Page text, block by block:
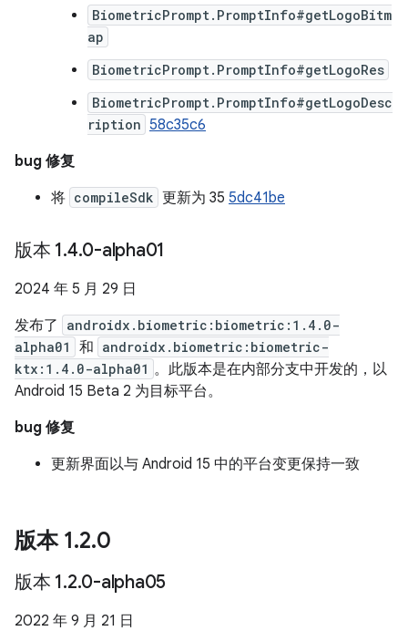
BiometricPrompt.PromptInfo#getLogoBitm
ap
BiometricPrompt.PromptInfo#getLogoRes
BiometricPrompt.PromptInfo#getLogoDesc
ription 58c35c6
bug 修复
将 compileSdk 更新为 35 5dc41be
版本 1.4.0-alpha01
2024 年 5 月 29 日
发布了
androidx.biometric:biometric:1.4.0-
alpha01
和 androidx.biometric:biometric-
ktx:1.4.0-alpha01 。此版本是在内部分支中开发的，以
Android 15 Beta 2 为目标平台。
bug 修复
更新界面以与 Android 15 中的平台变更保持一致
版本 1.2.0
版本 1.2.0-alpha05
2022 年 9 月 21 日